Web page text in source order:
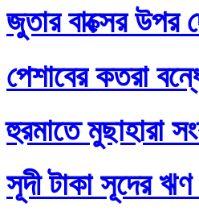
জুতার বাক্সের উপর
পেশাবের কতরা
হুরমাতে মুছাহারা
সূদী টাকা সূদের ঋণ